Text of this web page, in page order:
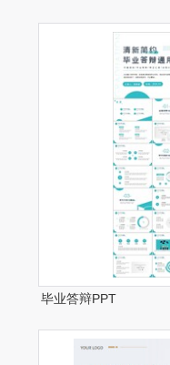
毕业答辩PPT